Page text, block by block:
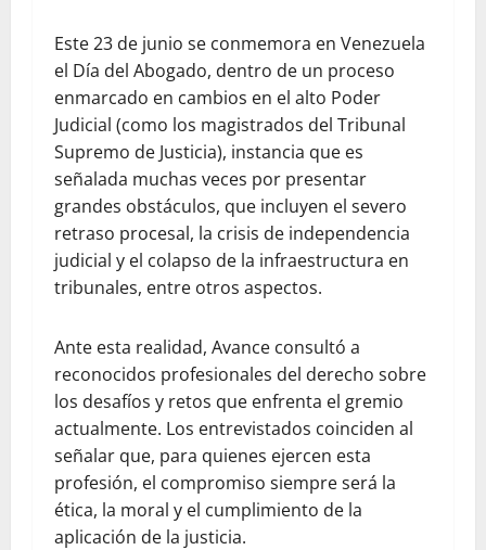
Este 23 de junio se conmemora en Venezuela
el Día del Abogado, dentro de un proceso
enmarcado en cambios en el alto Poder
Judicial (como los magistrados del Tribunal
Supremo de Justicia), instancia que es
señalada muchas veces por presentar
grandes obstáculos, que incluyen el severo
retraso procesal, la crisis de independencia
judicial y el colapso de la infraestructura en
tribunales, entre otros aspectos.
Ante esta realidad, Avance consultó a
reconocidos profesionales del derecho sobre
los desafíos y retos que enfrenta el gremio
actualmente. Los entrevistados coinciden al
señalar que, para quienes ejercen esta
profesión, el compromiso siempre será la
ética, la moral y el cumplimiento de la
aplicación de la justicia.